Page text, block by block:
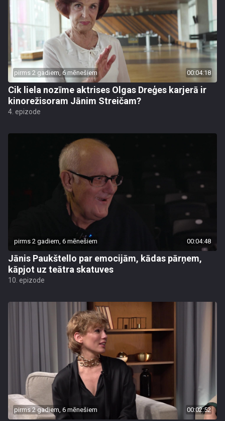
pirms 2 gadiem, 6 mēnešiem 00:04:18
Cik liela nozīme aktrises Olgas Dreģes karjerā ir
kinorežisoram Jānim Streičam?
4. epizode
pirms 2 gadiem, 6 mēnešiem 00:04:48
Jānis Paukštello par emocijām, kādas pārņem,
kāpjot uz teātra skatuves
10. epizode
pirms 2 gadiem, 6 mēnešiem 00:02:52